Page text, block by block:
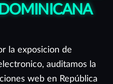
la exposicion de
auditamos la
web en República